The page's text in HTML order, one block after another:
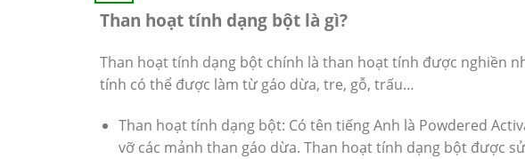
Than hoạt tính dạng bột là gì?
Than hoạt tính dạng bột chính là than hoạt tính được nghiền
tính có thể được làm từ gáo dừa, tre, gỗ, trấu…
Than hoạt tính dạng bột: Có tên tiếng Anh là Powdered
vỡ các mảnh than gáo dừa. Than hoạt tính dạng bột được